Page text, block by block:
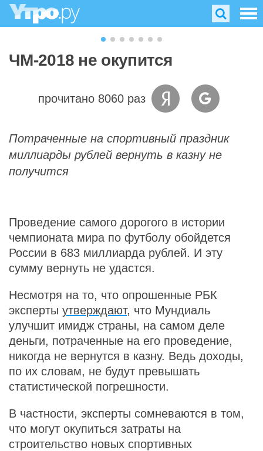
ЧМ-2018 не окупится
прочитано 8060 раз
Потраченные на спортивный праздник
миллиарды рублей вернуть в казну не
получится
Проведение самого дорогого в истории
чемпионата мира по футболу обойдется
России в 683 миллиарда рублей. И эту
сумму вернуть не удастся.
Несмотря на то, что опрошенные РБК
эксперты утверждают, что Мундиаль
улучшит имидж страны, на самом деле
деньги, потраченные на его проведение,
никогда не вернутся в казну. Ведь доходы,
по их словам, не будут превышать
статистической погрешности.
В частности, эксперты сомневаются в том,
что могут окупиться затраты на
строительство новых спортивных